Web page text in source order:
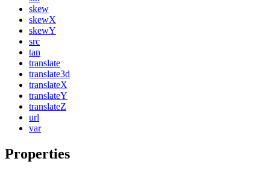
skew
skewX
skewY
src
tan
translate
translate3d
translateX
translateY
translateZ
url
var
Properties